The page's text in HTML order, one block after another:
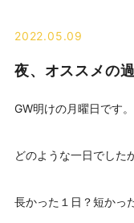
2022.05.09
夜、オススメの
GW明けの月曜日です。
どのような一日でした
長かった１日？短かっ